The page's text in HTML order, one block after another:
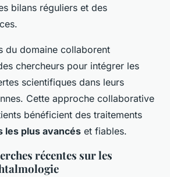
bilans réguliers et des
du domaine collaborent
chercheurs pour intégrer les
scientifiques dans leurs
Cette approche collaborative
bénéficient des traitements
les plus avancés et fiables.
récentes sur les